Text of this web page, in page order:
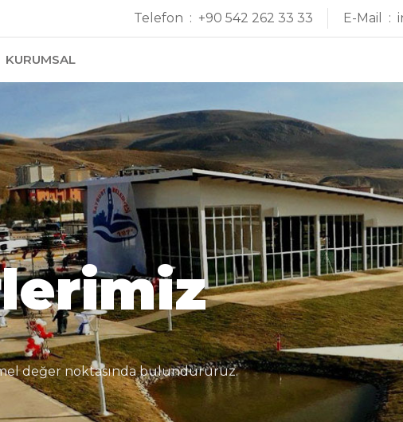
Telefon : +90 542 262 33 33 E-Mail :
KURUMSAL
değer noktasında bulundururuz.